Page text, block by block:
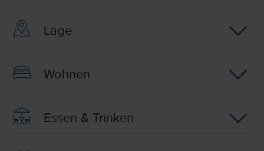
Lage
Wohnen
Essen & Trinken